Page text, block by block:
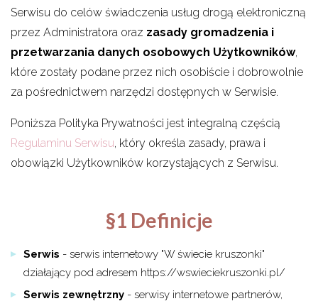
Serwisu do celów świadczenia usług drogą elektroniczną
przez Administratora oraz zasady gromadzenia i
przetwarzania danych osobowych Użytkowników,
które zostały podane przez nich osobiście i dobrowolnie
za pośrednictwem narzędzi dostępnych w Serwisie.
Poniższa Polityka Prywatności jest integralną częścią
Regulaminu Serwisu, który określa zasady, prawa i
obowiązki Użytkowników korzystających z Serwisu.
§1 Definicje
Serwis - serwis internetowy "W świecie kruszonki"
działający pod adresem https://wswieciekruszonki.pl/
Serwis zewnętrzny - serwisy internetowe partnerów,